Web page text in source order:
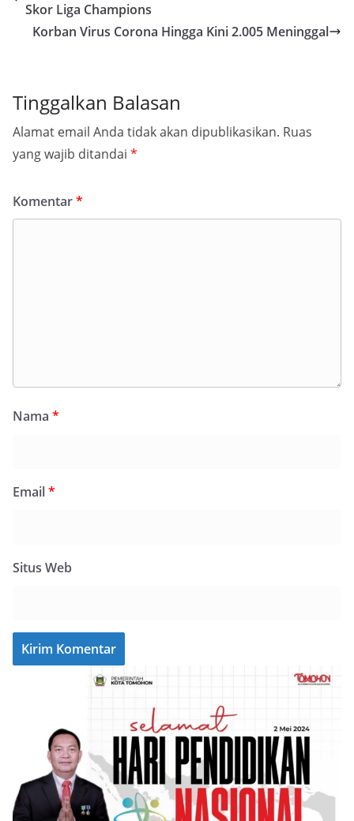
Skor Liga Champions
Korban Virus Corona Hingga Kini 2.005 Meninggal
Tinggalkan Balasan
Alamat email Anda tidak akan dipublikasikan. Ruas
yang wajib ditandai *
Komentar*
Nama *
Email*
Situs Web